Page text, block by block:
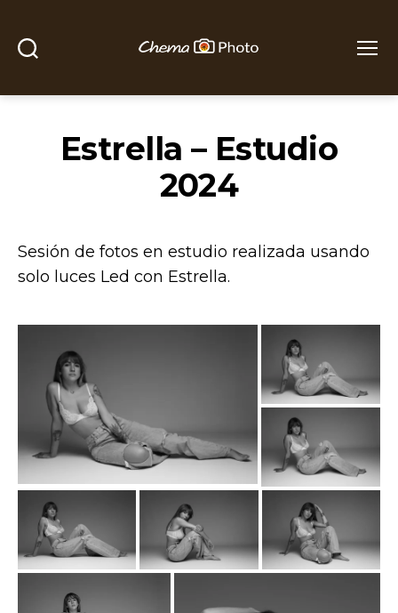
Photo
Estrella – Estudio
2024
Sesión de fotos en estudio realizada usando
solo luces Led con Estrella.